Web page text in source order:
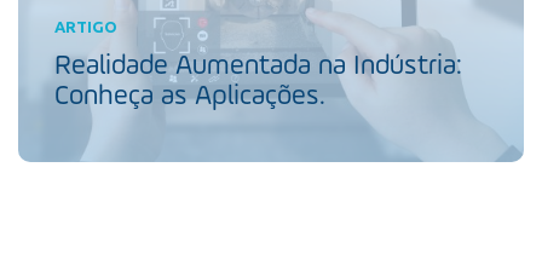
ARTIGO
Realidade Aumentada na Indústria:
Conheça as Aplicações.